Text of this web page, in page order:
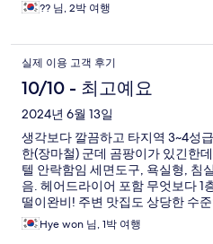
?? 님, 2박 여행
실제 이용 고객 후기
10/10 - 최고예요
2024년 6월 13일
생각보다 깔끔하고 타지역 3~4성
한(장마철) 군데 곰팡이가 있긴한
텔 안락함임 세면도구, 욕실형, 침
음. 헤어드라이어 포함 무엇보다 1
떨이완비! 주변 맛집도 상당한 수
하고 바로 앞에 쭉~있음! 커피전문
닭갈비, 꼬막집,콩나물해장국등등
Hye won 님, 1박 여행